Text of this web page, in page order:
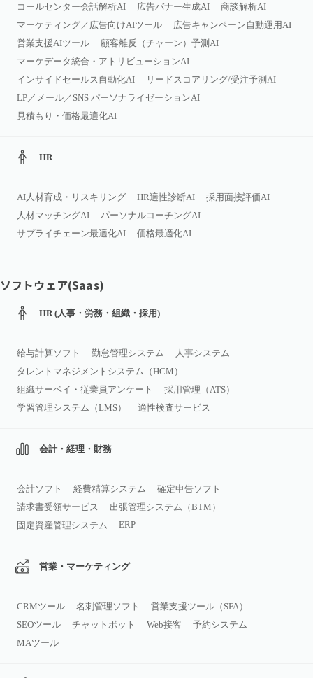
コールセンター会話解析AI 広告バナー生成AI
商談解析AI
マーケティング／広告向けAIツール
広告キャンペーン自動運用AI
営業支援AIツール
顧客離反（チャーン）予測AI
マーケデータ統合・アトリビューションAI
インサイドセールス自動化AI
リードスコアリング/受注予測AI
LP／メール／SNS パーソナライゼーションAI
見積もり・価格最適化AI
HR
AI人材育成・リスキリング HR適性診断AI
採用面接評価AI
人材マッチングAI
パーソナルコーチングAI
サプライチェーン最適化AI
価格最適化AI
ソフトウェア(Saas)
HR (人事・労務・組織・採用)
給与計算ソフト 勤怠管理システム
人事システム
タレントマネジメントシステム（HCM）
組織サーベイ・従業員アンケート
採用管理（ATS）
学習管理システム（LMS）
適性検査サービス
会計・経理・財務
会計ソフト 経費精算システム
確定申告ソフト
請求書受領サービス
出張管理システム（BTM）
固定資産管理システム
ERP
営業・マーケティング
CRMツール 名刺管理ソフト
営業支援ツール（SFA）
SEOツール
チャットボット Web接客
予約システム
MAツール